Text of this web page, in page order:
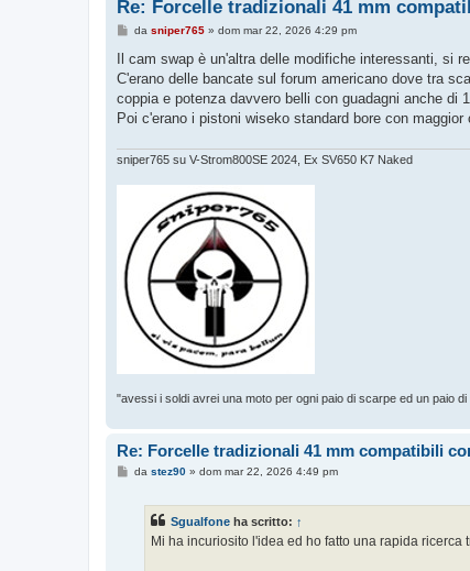
Re: Forcelle tradizionali 41 mm
M
s
a
g
g
i
da sniper765» dom mar 22, 2026 4:29 pm
Il cam swap è un'altra delle modifiche interessanti, si
C'erano delle bancate sul forum americano dove tra
coppia e potenza davvero belli con guadagni anche di
Poi c'erano i pistoni wiseko standard bore con
sniper765 su V-Strom800SE 2024, Ex SV650 K7 Naked
"avessi i soldi avrei una moto per ogni paio di scarpe ed un paio
Re: Forcelle tradizionali 41 mm compatibili
Mda stez90» dom mar 22, 2026 4:49 pm
Sgualfone ha scritto: ↑
Mi ha incuriosito l'idea ed ho fatto una rapida